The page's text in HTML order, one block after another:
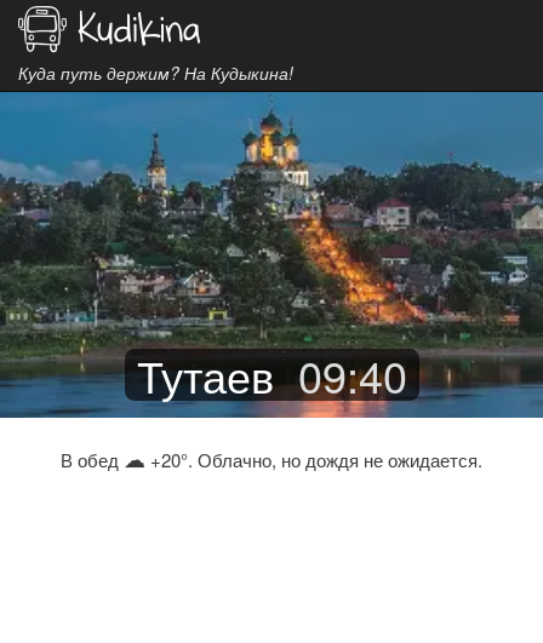
Куда путь держим? На Кудыкина!
Тутаев 09:40
В обед ☁ +20°. Облачно, но дождя не ожидается.